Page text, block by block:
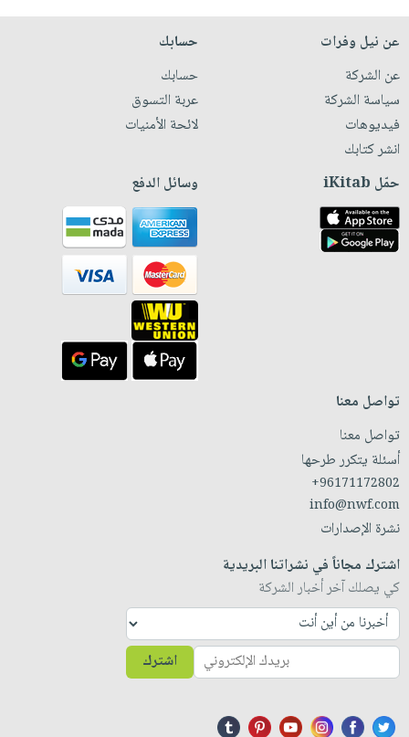
عن نيل وفرات
عن الشركة
سياسة الشركة
فيديوهات
انشر كتابك
حسابك
حسابك
عربة التسوق
لائحة الأمنيات
حمّل iKitab وسائل الدفع
تواصل معنا
تواصل معنا
أسئلة يتكرر طرحها
+96171172802
info@nwf.com
نشرة الإصدارات
اشترك مجاناً في نشراتنا البريدية
كي يصلك آخر أخبار الشركة
اشترك